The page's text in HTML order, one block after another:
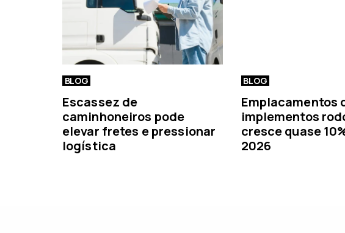
BLOG
Escassez de
caminhoneiros pode
elevar fretes e pressionar
logística
BLOG
Emplacamentos
implementos
cresce quase
2026